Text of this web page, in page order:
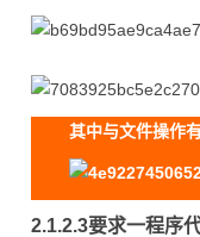
其中与文件操作
2.1.2.3要求一程序